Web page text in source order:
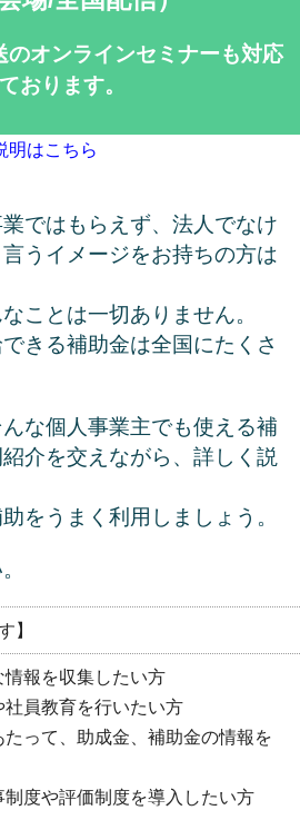
オンラインセミナーも対応
おります。
明はこちら
業ではもらえず、法人でなけ
うイメージをお持ちの方は
ことは一切ありません。
きる補助金は全国にたくさ
な個人事業主でも使える補
介を交えながら、詳しく説
をうまく利用しましょう。
】
報を収集したい方
員教育を行いたい方
って、助成金、補助金の情報を
度や評価制度を導入したい方